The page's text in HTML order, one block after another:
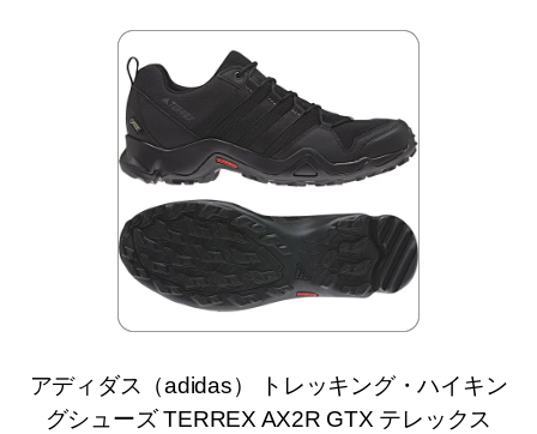
アディダス（adidas） トレッキング・ハイキン
グシューズ TERREX AX2R GTX テレックス